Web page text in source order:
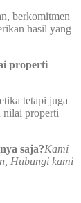
berkomitmen
hasil yang
properti
tetapi juga
nilai properti
saja?Kami
Hubungi kami